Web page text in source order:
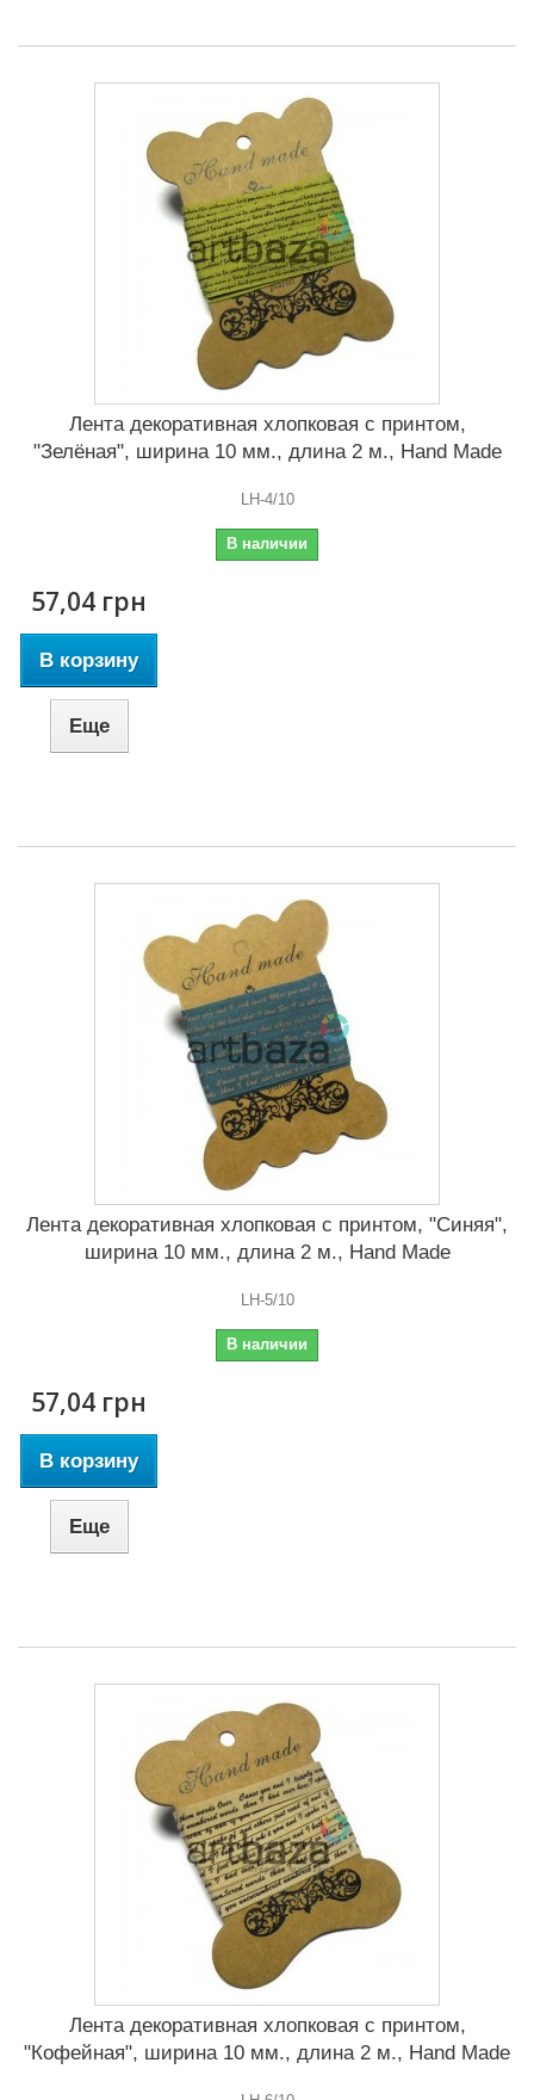
Лента декоративная хлопковая с принтом,
"Зелёная", ширина 10 мм., длина 2 м., Hand Made
LH-4/10
В наличии
57,04 грн
В корзину
Еще
Лента декоративная хлопковая с принтом, "Синяя",
ширина 10 мм., длина 2 м., Hand Made
LH-5/10
В наличии
57,04 грн
В корзину
Еще
Лента декоративная хлопковая с принтом,
"Кофейная", ширина 10 мм., длина 2 м., Hand Made